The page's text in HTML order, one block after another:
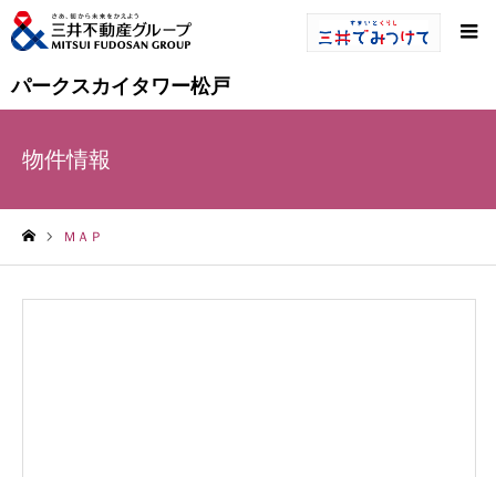
パークスカイタワー松戸
物件情報
ＭＡＰ